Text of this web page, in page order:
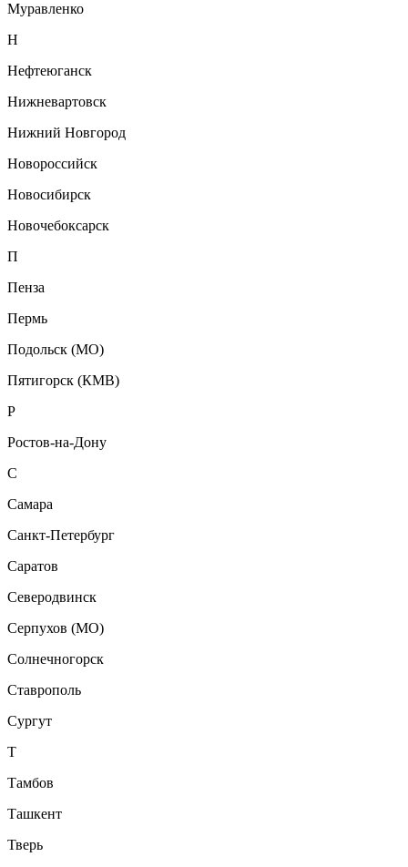
Муравленко
Н
Нефтеюганск
Нижневартовск
Нижний Новгород
Новороссийск
Новосибирск
Новочебоксарск
П
Пенза
Пермь
Подольск (МО)
Пятигорск (КМВ)
Р
Ростов-на-Дону
С
Самара
Санкт-Петербург
Саратов
Северодвинск
Серпухов (МО)
Солнечногорск
Ставрополь
Сургут
Т
Тамбов
Ташкент
Тверь